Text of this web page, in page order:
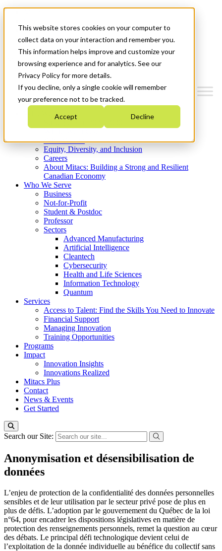
This website stores cookies on your computer to
collect data on your interaction and remember you.
This information helps improve and customize your
browsing experience and for analytics. See our
Privacy Policy for more details.
If you decline, only a single cookie will remember
your preference not to be tracked.
Accept Decline
News & Events
Get Started
Menu
Who We Are
Strategic Plan 2026-2030
What We Do
Equity, Diversity, and Inclusion
Careers
About Mitacs: Building a Strong and Resilient
Canadian Economy
Who We Serve
Business
Not-for-Profit
Student & Postdoc
Professor
Sectors
Advanced Manufacturing
Artificial Intelligence
Cleantech
Cybersecurity
Health and Life Sciences
Information Technology
Quantum
Services
Access to Talent: Find the Skills You Need to Innovate
Financial Support
Managing Innovation
Training Opportunities
Programs
Impact
Innovation Insights
Innovations Realized
Mitacs Plus
Contact
News & Events
Get Started
Search our Site:
Anonymisation et désensibilisation de
données
L’enjeu de protection de la confidentialité des données personnelles
sensibles et de leur utilisation par le secteur privé pose de plus en
plus de défis. L’adoption par le gouvernement du Québec de la loi
n°64, pour encadrer les dispositions législatives en matière de
protection des renseignements personnels, remet la question au cœur
des débats. Le principal défi technologique devient celui de
l’exploitation de la donnée individuelle au bénéfice du collectif sans